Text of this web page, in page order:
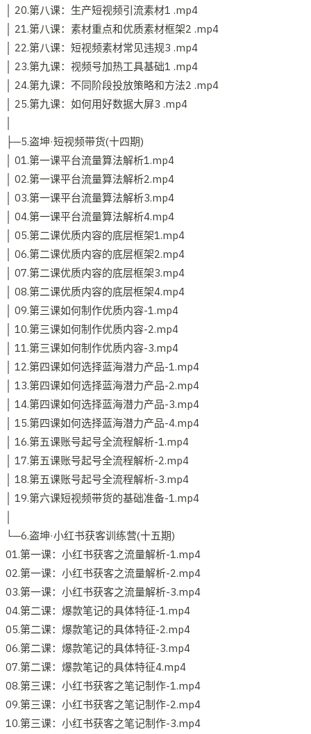
│ 20.第八课：生产短视频引流素材1 .mp4
│ 21.第八课：素材重点和优质素材框架2 .mp4
│ 22.第八课：短视频素材常见违规3 .mp4
│ 23.第九课：视频号加热工具基础1 .mp4
│ 24.第九课：不同阶段投放策略和方法2 .mp4
│ 25.第九课：如何用好数据大屏3 .mp4
├─5.盗坤·短视频带货(十四期)
│ 01.第一课平台流量算法解析1.mp4
│ 02.第一课平台流量算法解析2.mp4
│ 03.第一课平台流量算法解析3.mp4
│ 04.第一课平台流量算法解析4.mp4
│ 05.第二课优质内容的底层框架1.mp4
│ 06.第二课优质内容的底层框架2.mp4
│ 07.第二课优质内容的底层框架3.mp4
│ 08.第二课优质内容的底层框架4.mp4
│ 09.第三课如何制作优质内容-1.mp4
│ 10.第三课如何制作优质内容-2.mp4
│ 11.第三课如何制作优质内容-3.mp4
│ 12.第四课如何选择蓝海潜力产品-1.mp4
│ 13.第四课如何选择蓝海潜力产品-2.mp4
│ 14.第四课如何选择蓝海潜力产品-3.mp4
│ 15.第四课如何选择蓝海潜力产品-4.mp4
│ 16.第五课账号起号全流程解析-1.mp4
│ 17.第五课账号起号全流程解析-2.mp4
│ 18.第五课账号起号全流程解析-3.mp4
│ 19.第六课短视频带货的基础准备-1.mp4
└─6.盗坤·小红书获客训练营(十五期)
01.第一课：小红书获客之流量解析-1.mp4
02.第一课：小红书获客之流量解析-2.mp4
03.第一课：小红书获客之流量解析-3.mp4
04.第二课：爆款笔记的具体特征-1.mp4
05.第二课：爆款笔记的具体特征-2.mp4
06.第二课：爆款笔记的具体特征-3.mp4
07.第二课：爆款笔记的具体特征4.mp4
08.第三课：小红书获客之笔记制作-1.mp4
09.第三课：小红书获客之笔记制作-2.mp4
10.第三课：小红书获客之笔记制作-3.mp4